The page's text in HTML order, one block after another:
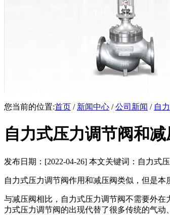
您当前的位置:首页 / 新闻中心 /公司新闻 / 自
自力式压力调节阀和
发布日期：[2022-04-26] 本文关键词：自力式
自力式压力调节阀作用和减压阀类似，但是
与减压阀相比，自力式压力调节阀不需要外
力式压力调节阀的出现代替了很多传统的气